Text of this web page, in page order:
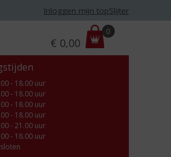
Inloggen mijn topSlijter
r
i
€ 0,00
0
- 18.00 uur
- 18.00 uur
- 18.00 uur
- 18.00 uur
- 21.00 uur
- 18.00 uur